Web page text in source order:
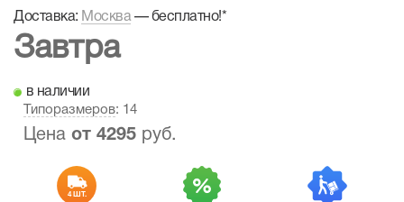
Доставка: Москва— бесплатно!*
Завтра
в наличии
Типоразмеров: 14
Цена от 4295 руб.
4 ШТ.